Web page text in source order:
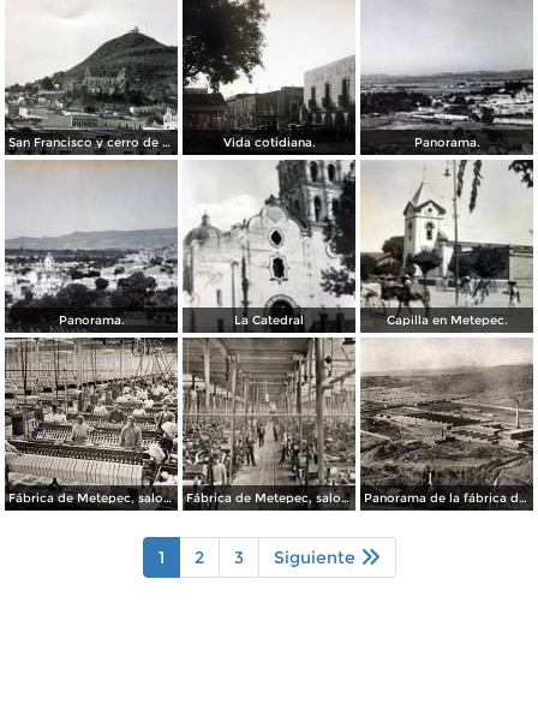
San Francisco y cerro de San Miguel. Vida cotidiana. Panorama.
Panorama. La Catedral Capilla en Metepec.
Fábrica de Metepec, salon de devanadoras Fábrica de Metepec, salon de telares Panorama de la fábrica de Metepec
1 2 3 Siguiente